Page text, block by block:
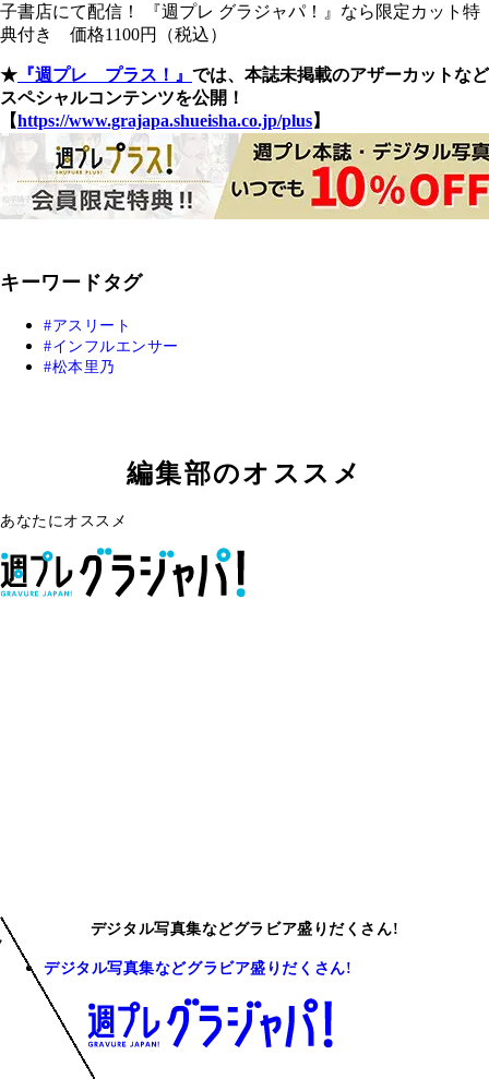
子書店にて配信！ 『週プレ グラジャパ！』なら限定カット特
典付き 価格1100円（税込）
★ 『週プレ プラス！』 では、本誌未掲載のアザーカットなど
スペシャルコンテンツを公開！
【https://www.grajapa.shueisha.co.jp/plus】
キーワードタグ
アスリート
インフルエンサー
松本里乃
編集部のオススメ
あなたにオススメ
デジタル写真集などグラビア盛りだくさん!
デジタル写真集などグラビア盛りだくさん!